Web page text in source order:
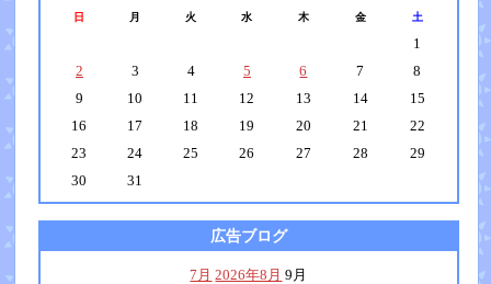
日 月 火 水 木 金 土
1
2
3 4 5 6 7
8
9
10 11 12 13 14
15
16
17 18 19 20 21
22
23
24 25 26 27 28
29
30
31
広告ブログ
7月 2026年8月 9月